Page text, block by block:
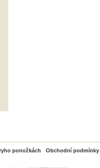
ponožkách Obchodní podmínky
PayPal